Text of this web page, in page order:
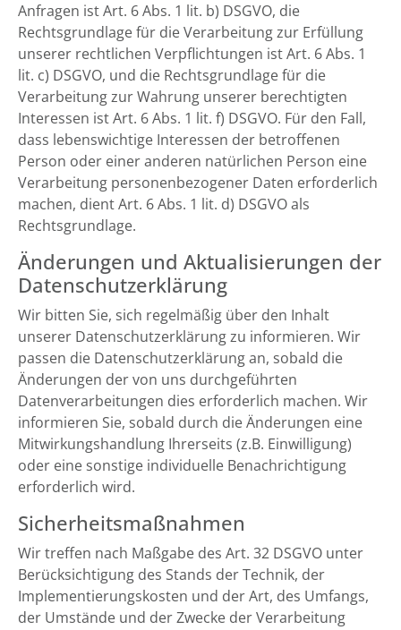
Anfragen ist Art. 6 Abs. 1 lit. b) DSGVO, die
Rechtsgrundlage für die Verarbeitung zur Erfüllung
unserer rechtlichen Verpflichtungen ist Art. 6 Abs. 1
lit. c) DSGVO, und die Rechtsgrundlage für die
Verarbeitung zur Wahrung unserer berechtigten
Interessen ist Art. 6 Abs. 1 lit. f) DSGVO. Für den Fall,
dass lebenswichtige Interessen der betroffenen
Person oder einer anderen natürlichen Person eine
Verarbeitung personenbezogener Daten erforderlich
machen, dient Art. 6 Abs. 1 lit. d) DSGVO als
Rechtsgrundlage.
Änderungen und Aktualisierungen der
Datenschutzerklärung
Wir bitten Sie, sich regelmäßig über den Inhalt
unserer Datenschutzerklärung zu informieren. Wir
passen die Datenschutzerklärung an, sobald die
Änderungen der von uns durchgeführten
Datenverarbeitungen dies erforderlich machen. Wir
informieren Sie, sobald durch die Änderungen eine
Mitwirkungshandlung Ihrerseits (z.B. Einwilligung)
oder eine sonstige individuelle Benachrichtigung
erforderlich wird.
Sicherheitsmaßnahmen
Wir treffen nach Maßgabe des Art. 32 DSGVO unter
Berücksichtigung des Stands der Technik, der
Implementierungskosten und der Art, des Umfangs,
der Umstände und der Zwecke der Verarbeitung